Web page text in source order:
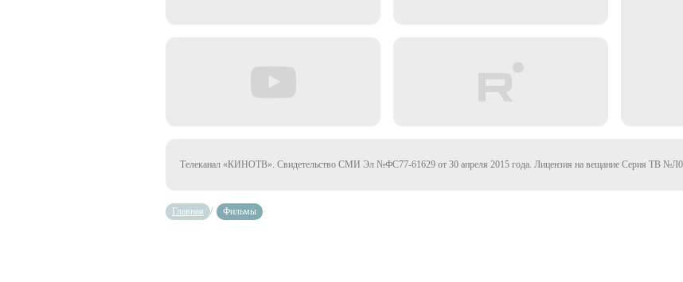
Телеканал «КИНОТВ». Свидетельство СМИ Эл №ФС77-61629 от 30 апреля 2015 года. Лицензия на вещание Серия ТВ
Главная / Фильмы